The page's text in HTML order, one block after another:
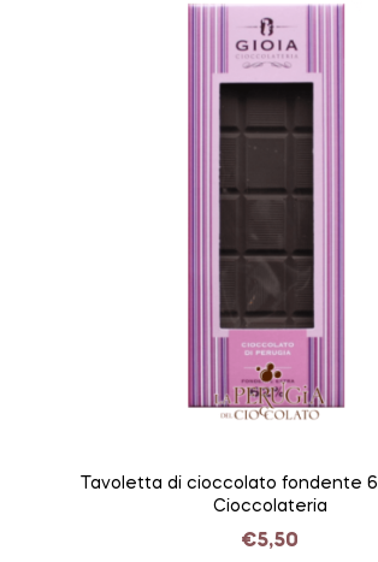
Tavoletta di cioccolato fondente
Cioccolateria
€5,50